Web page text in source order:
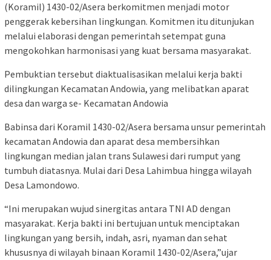
(Koramil) 1430-02/Asera berkomitmen menjadi motor
penggerak kebersihan lingkungan. Komitmen itu ditunjukan
melalui elaborasi dengan pemerintah setempat guna
mengokohkan harmonisasi yang kuat bersama masyarakat.
Pembuktian tersebut diaktualisasikan melalui kerja bakti
dilingkungan Kecamatan Andowia, yang melibatkan aparat
desa dan warga se- Kecamatan Andowia
Babinsa dari Koramil 1430-02/Asera bersama unsur pemerintah
kecamatan Andowia dan aparat desa membersihkan
lingkungan median jalan trans Sulawesi dari rumput yang
tumbuh diatasnya. Mulai dari Desa Lahimbua hingga wilayah
Desa Lamondowo.
“Ini merupakan wujud sinergitas antara TNI AD dengan
masyarakat. Kerja bakti ini bertujuan untuk menciptakan
lingkungan yang bersih, indah, asri, nyaman dan sehat
khususnya di wilayah binaan Koramil 1430-02/Asera,”ujar